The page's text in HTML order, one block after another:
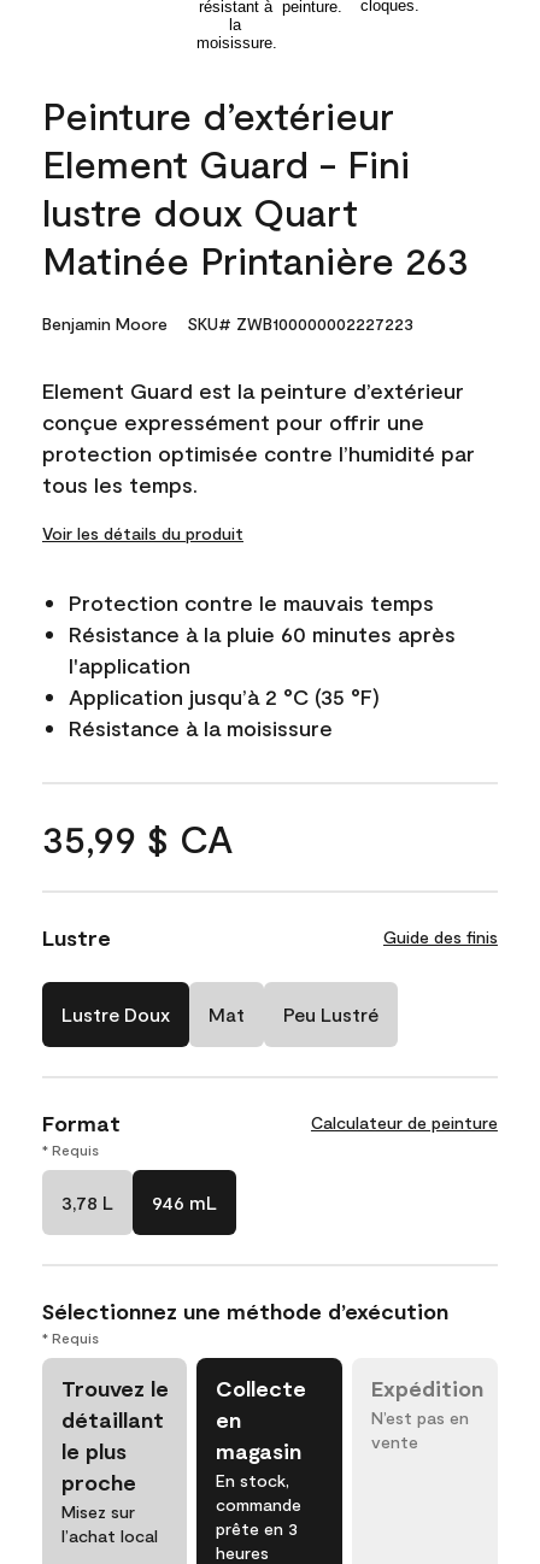
Peinture d’extérieur
Element Guard - Fini
lustre doux Quart
Matinée Printanière 263
Benjamin Moore SKU# ZWB100000002227223
Element Guard est la peinture d’extérieur
conçue expressément pour offrir une
protection optimisée contre l’humidité par
tous les temps.
Voir les détails du produit
Protection contre le mauvais temps
Résistance à la pluie 60 minutes après
l'application
Application jusqu’à 2 °C (35 °F)
Résistance à la moisissure
35,99 $ CA
Lustre Guide des finis
Lustre Doux Mat Peu Lustré
Format Calculateur de peinture
* Requis
3,78 L 946 mL
Sélectionnez une méthode d’exécution
* Requis
Trouvez le
détaillant
le plus
proche
Misez sur
l’achat local
Collecte
en
magasin
En stock,
commande
prête en 3
heures
Expédition
N’est pas en
vente